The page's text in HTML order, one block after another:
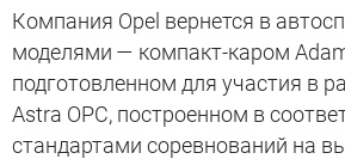
Компания Opel вернется в
моделями — компакт-каром
подготовленном для участия в
Astra OPC, построенном в
стандартами соревнований на